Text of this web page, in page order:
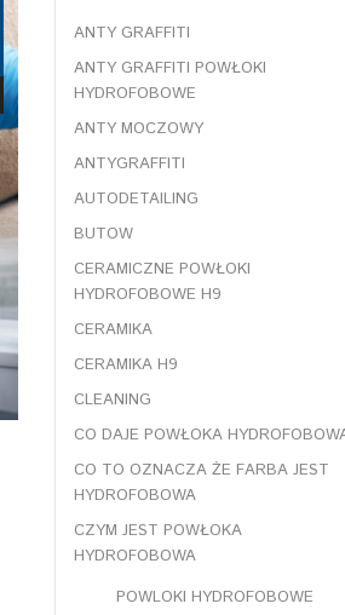
ANTY GRAFFITI
ANTY GRAFFITI POWŁOKI
HYDROFOBOWE
ANTY MOCZOWY
ANTYGRAFFITI
AUTODETAILING
BUTOW
CERAMICZNE POWŁOKI
HYDROFOBOWE H9
CERAMIKA
CERAMIKA H9
CLEANING
CO DAJE POWŁOKA
CO TO OZNACZA ŻE FARBA JEST
HYDROFOBOWA
CZYM JEST POWŁOKA
HYDROFOBOWA
POWLOKI HYDROFOBOWE